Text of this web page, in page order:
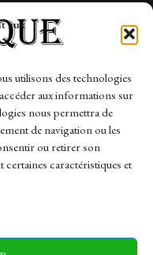
aux
utilisons des technologies
aux informations sur
nous permettra de
de navigation ou les
ou retirer son
caractéristiques et
Politics